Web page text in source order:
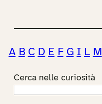
A B C D E F G I L M
Cerca nelle curiosità